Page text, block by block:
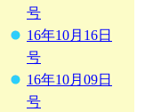
号
16年10月16日
号
16年10月09日
号